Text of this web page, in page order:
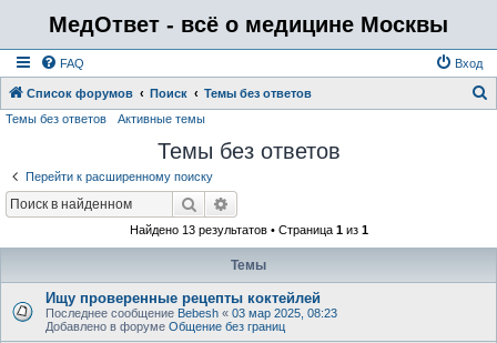
МедОтвет - всё о медицине Москвы
FAQ Вход
Список форумов Поиск Темы без ответов
Темы без ответов Активные темы
Темы без ответов
Перейти к расширенному поиску
Поиск
Найдено 13 результатов • Страница 1из 1
Темы
Ищу проверенные рецепты коктейлей
Последнее сообщение Bebesh « 03 мар 2025, 08:23
Добавлено в форуме Общение без границ